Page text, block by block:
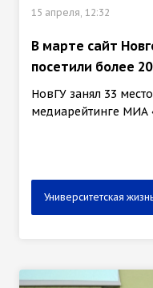
15 апреля, 12:32
В марте сайт
посетили более
НовГУ занял 33
медиарейтинге МИА
Университетская